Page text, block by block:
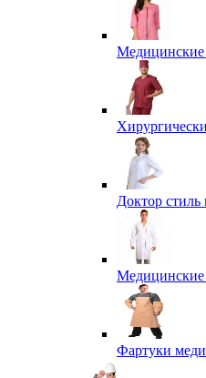
Доктор
Медицинские
Фартуки